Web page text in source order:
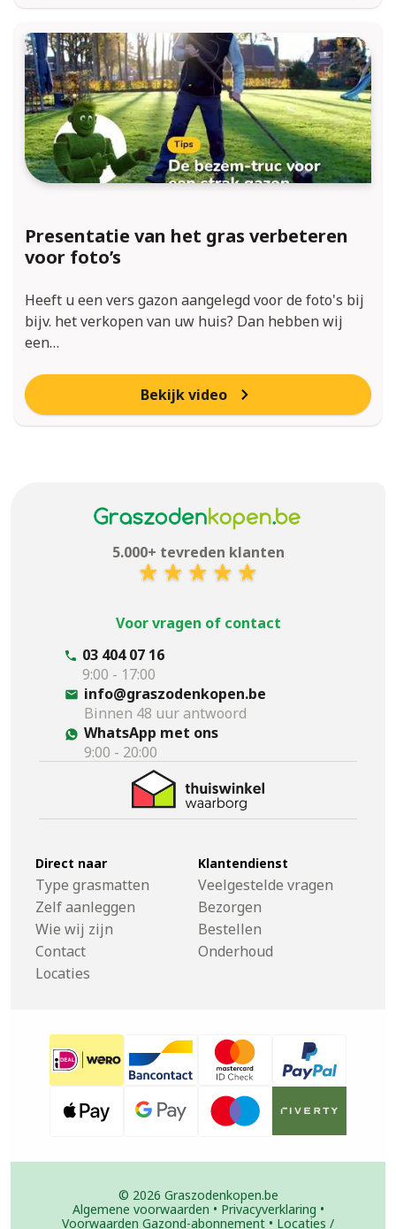
Presentatie van het gras verbeteren
voor foto’s
Heeft u een vers gazon aangelegd voor de foto's bij
bijv. het verkopen van uw huis? Dan hebben wij
een…
Bekijk video
5.000+ tevreden klanten
Voor vragen of contact
03 404 07 16
9:00 - 17:00
info@graszodenkopen.be
Binnen 48 uur antwoord
WhatsApp met ons
9:00 - 20:00
Direct naar
Type grasmatten
Zelf aanleggen
Wie wij zijn
Contact
Locaties
Klantendienst
Veelgestelde vragen
Bezorgen
Bestellen
Onderhoud
© 2026 Graszodenkopen.be
Algemene voorwaarden • Privacyverklaring •
Voorwaarden Gazond-abonnement • Locaties /